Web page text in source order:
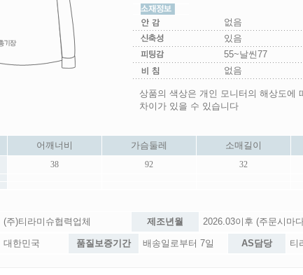
없음
있음
55~날씬77
없음
상품의 색상은 개인 모니터의 해상도에
차이가 있을 수 있습니다
어깨너비
가슴둘레 소매길이
38 92 32
(주)티라미슈협력업체 제조년월 2026.03이후 (주문시마
대한민국 품질보증기간 배송일로부터 7일 AS담당 티